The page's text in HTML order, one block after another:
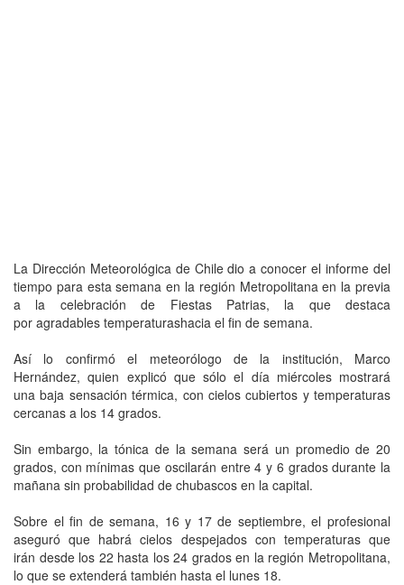
La Dirección Meteorológica de Chile dio a conocer el informe del
tiempo para esta semana en la región Metropolitana en la previa
a la celebración de Fiestas Patrias, la que destaca
por agradables temperaturashacia el fin de semana.
Así lo confirmó el meteorólogo de la institución, Marco
Hernández, quien explicó que sólo el día miércoles mostrará
una baja sensación térmica, con cielos cubiertos y temperaturas
cercanas a los 14 grados.
Sin embargo, la tónica de la semana será un promedio de 20
grados, con mínimas que oscilarán entre 4 y 6 grados durante la
mañana sin probabilidad de chubascos en la capital.
Sobre el fin de semana, 16 y 17 de septiembre, el profesional
aseguró que habrá cielos despejados con temperaturas que
irán desde los 22 hasta los 24 grados en la región Metropolitana,
lo que se extenderá también hasta el lunes 18.